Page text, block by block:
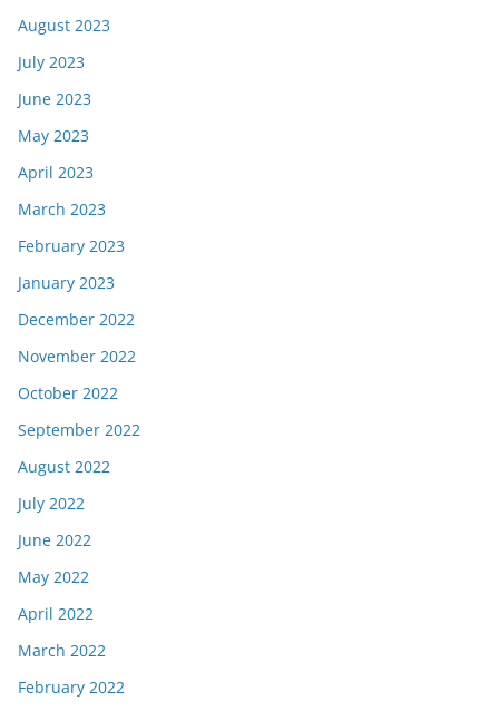
August 2023
July 2023
June 2023
May 2023
April 2023
March 2023
February 2023
January 2023
December 2022
November 2022
October 2022
September 2022
August 2022
July 2022
June 2022
May 2022
April 2022
March 2022
February 2022